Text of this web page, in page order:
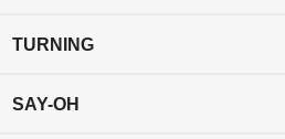
TURNING
SAY-OH